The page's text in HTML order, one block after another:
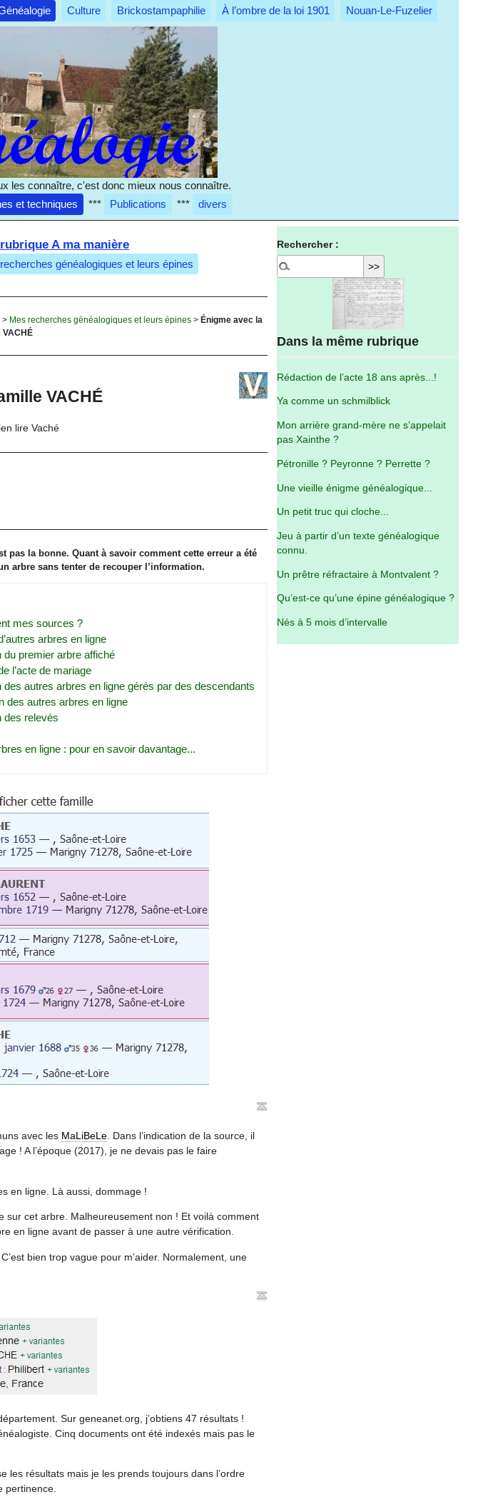
Culture Brickostampaphilie À l’ombre de la loi 1901 Nouan-Le-Fuzelier
les connaître, c'est donc mieux nous connaître.
et techniques *** Publications *** divers
A ma manière
généalogiques et leurs épines
> Mes recherches généalogiques et leurs épines >Énigme avec la
VACHÉ
VACHÉ
lire Vaché
pas la bonne. Quant à savoir comment cette erreur a été
arbre sans tenter de recouper l’information.
mes sources ?
arbres en ligne
du premier arbre affiché
l’acte de mariage
des autres arbres en ligne gérés par des descendants
des autres arbres en ligne
des relevés
en ligne : pour en savoir davantage...
avec les MaLiBeLe. Dans l’indication de la source, il
! A l’époque (2017), je ne devais pas le faire
en ligne. Là aussi, dommage !
cet arbre. Malheureusement non ! Et voilà comment
en ligne avant de passer à une autre vérification.
bien trop vague pour m’aider. Normalement, une
Sur geneanet.org, j’obtiens 47 résultats !
Cinq documents ont été indexés mais pas le
les résultats mais je les prends toujours dans l’ordre
pertinence.
Rechercher :
Dans la même rubrique
Rédaction de l’acte 18 ans après...!
Ya comme un schmilblick
Mon arrière grand-mère ne s’appelait
pas Xainthe ?
Pétronille ? Peyronne ? Perrette ?
Une vieille énigme généalogique...
Un petit truc qui cloche...
Jeu à partir d’un texte généalogique
connu.
Un prêtre réfractaire à Montvalent ?
Qu’est-ce qu’une épine généalogique ?
Nés à 5 mois d’intervalle